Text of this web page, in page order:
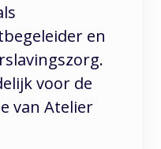
en
voor de
van Atelier